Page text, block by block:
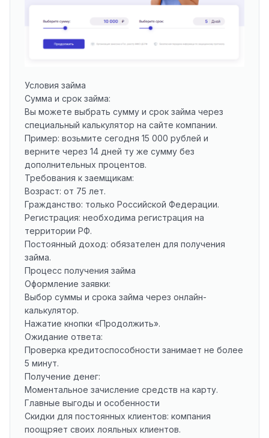
Условия займа
Сумма и срок займа:
Вы можете выбрать сумму и срок займа через
специальный калькулятор на сайте компании.
Пример: возьмите сегодня 15 000 рублей и
верните через 14 дней ту же сумму без
дополнительных процентов.
Требования к заемщикам:
Возраст: от 75 лет.
Гражданство: только Российской Федерации.
Регистрация: необходима регистрация на
территории РФ.
Постоянный доход: обязателен для получения
займа.
Процесс получения займа
Оформление заявки:
Выбор суммы и срока займа через онлайн-
калькулятор.
Нажатие кнопки «Продолжить».
Ожидание ответа:
Проверка кредитоспособности занимает не более
5 минут.
Получение денег:
Моментальное зачисление средств на карту.
Главные выгоды и особенности
Скидки для постоянных клиентов: компания
поощряет своих лояльных клиентов.